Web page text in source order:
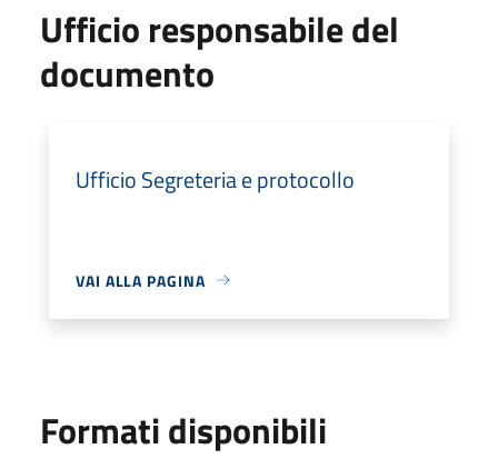
Ufficio responsabile del
documento
Ufficio Segreteria e protocollo
VAI ALLA PAGINA
Formati disponibili